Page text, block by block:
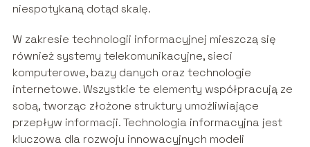
niespotykaną dotąd skalę.
W zakresie technologii informacyjnej mieszczą się
również systemy telekomunikacyjne, sieci
komputerowe, bazy danych oraz technologie
internetowe. Wszystkie te elementy współpracują ze
sobą, tworząc złożone struktury umożliwiające
przepływ informacji. Technologia informacyjna jest
kluczowa dla rozwoju innowacyjnych modeli